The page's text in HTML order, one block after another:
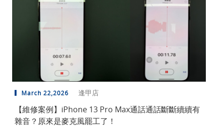
March 22,2026 逢甲店
【維修案例】iPhone 13 Pro Max通話通話斷斷續續有
雜音？原來是麥克風罷工了！